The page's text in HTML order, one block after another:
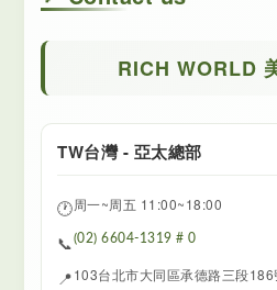
RICH WORLD
TW台灣 - 亞太總部
🕐周一~周五 11:00~18:00
📞(02) 6604-1319 # 0
📍103台北市大同區承德路三段186